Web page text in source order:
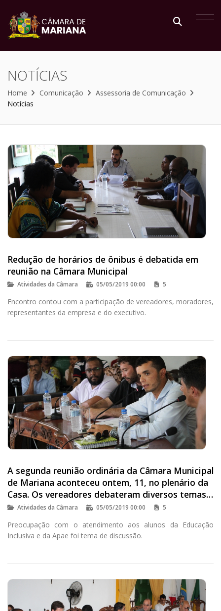
NOTÍCIAS
Home Comunicação
Assessoria de Comunicação
Notícias
Redução de horários de ônibus é debatida em
reunião na Câmara Municipal
Atividades da Câmara 05/05/2019 00:00 5
Encontro contou com a participação de vereadores, moradores,
representantes da empresa e do executivo.
A segunda reunião ordinária da Câmara Municipal
de Mariana aconteceu ontem, 11, no plenário da
Casa. Os vereadores debateram diversos temas
que impact
Atividades da Câmara 05/05/2019 00:00 5
Preocupação com o atendimento aos alunos da Educação
Inclusiva e da Apae foi tema de discussão.